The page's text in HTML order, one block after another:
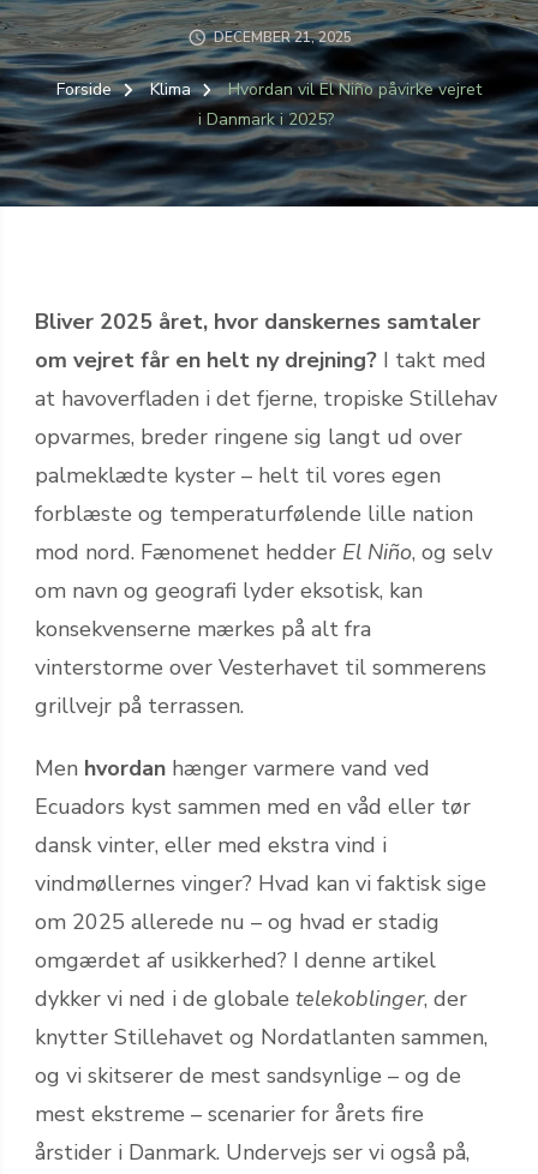
DECEMBER 21, 2025
Forside Klima
Hvordan vil El Niño påvirke vejret
i Danmark i 2025?
Bliver 2025 året, hvor danskernes samtaler
om vejret får en helt ny drejning? I takt med
at havoverfladen i det fjerne, tropiske Stillehav
opvarmes, breder ringene sig langt ud over
palmeklædte kyster – helt til vores egen
forblæste og temperaturfølende lille nation
mod nord. Fænomenet hedder El Niño, og selv
om navn og geografi lyder eksotisk, kan
konsekvenserne mærkes på alt fra
vinterstorme over Vesterhavet til sommerens
grillvejr på terrassen.
Men hvordan hænger varmere vand ved
Ecuadors kyst sammen med en våd eller tør
dansk vinter, eller med ekstra vind i
vindmøllernes vinger? Hvad kan vi faktisk sige
om 2025 allerede nu – og hvad er stadig
omgærdet af usikkerhed? I denne artikel
dykker vi ned i de globale telekoblinger, der
knytter Stillehavet og Nordatlanten sammen,
og vi skitserer de mest sandsynlige – og de
mest ekstreme – scenarier for årets fire
årstider i Danmark. Undervejs ser vi også på,